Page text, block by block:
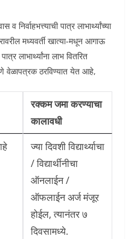
पात्र लाभार्थ्यांच्या
मध्यवर्ती खात्या-मधून आगाऊ
लाभार्थ्यांना लाभ वितरित
वेळापत्रक ठरविण्यात येत आहे,
रक्कम जमा करण्याचा
कालावधी
ज्या दिवशी विद्यार्थ्याचा
/ विद्यार्थीनीचा
ऑनलाईन /
ऑफलाईन अर्ज मंजूर
होईल, त्यानंतर ७
दिवसामध्ये.